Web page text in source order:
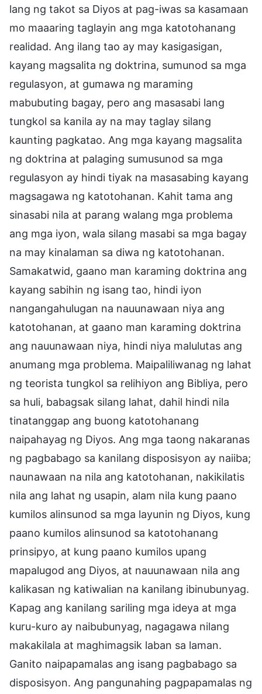
lang ng takot sa Diyos at pag-iwas sa kasamaan
mo maaaring taglayin ang mga katotohanang
realidad. Ang ilang tao ay may kasigasigan,
kayang magsalita ng doktrina, sumunod sa mga
regulasyon, at gumawa ng maraming
mabubuting bagay, pero ang masasabi lang
tungkol sa kanila ay na may taglay silang
kaunting pagkatao. Ang mga kayang magsalita
ng doktrina at palaging sumusunod sa mga
regulasyon ay hindi tiyak na masasabing kayang
magsagawa ng katotohanan. Kahit tama ang
sinasabi nila at parang walang mga problema
ang mga iyon, wala silang masabi sa mga bagay
na may kinalaman sa diwa ng katotohanan.
Samakatwid, gaano man karaming doktrina ang
kayang sabihin ng isang tao, hindi iyon
nangangahulugan na nauunawaan niya ang
katotohanan, at gaano man karaming doktrina
ang nauunawaan niya, hindi niya malulutas ang
anumang mga problema. Maipaliliwanag ng lahat
ng teorista tungkol sa relihiyon ang Bibliya, pero
sa huli, babagsak silang lahat, dahil hindi nila
tinatanggap ang buong katotohanang
naipahayag ng Diyos. Ang mga taong nakaranas
ng pagbabago sa kanilang disposisyon ay naiiba;
naunawaan na nila ang katotohanan, nakikilatis
nila ang lahat ng usapin, alam nila kung paano
kumilos alinsunod sa mga layunin ng Diyos, kung
paano kumilos alinsunod sa katotohanang
prinsipyo, at kung paano kumilos upang
mapalugod ang Diyos, at nauunawaan nila ang
kalikasan ng katiwalian na kanilang ibinubunyag.
Kapag ang kanilang sariling mga ideya at mga
kuru-kuro ay naibubunyag, nagagawa nilang
makakilala at maghimagsik laban sa laman.
Ganito naipapamalas ang isang pagbabago sa
disposisyon. Ang pangunahing pagpapamalas ng